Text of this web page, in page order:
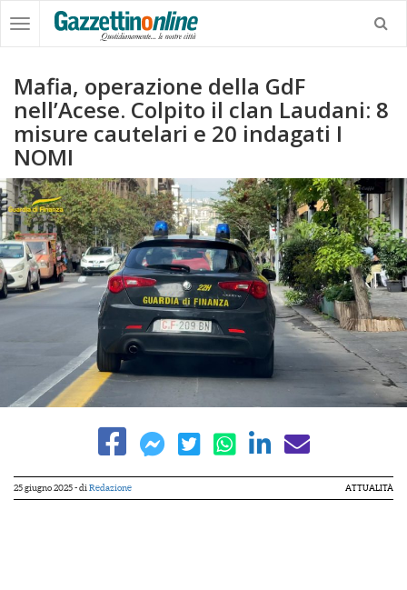
Mafia, operazione della GdF
nell’Acese. Colpito il clan Laudani: 8
misure cautelari e 20 indagati I
NOMI
25 giugno 2025- di Redazione ATTUALITÀ